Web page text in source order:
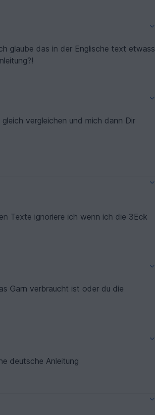
glaube das in der Englische text etwass
vergleichen und mich dann Dir
Texte ignoriere ich wenn ich die 3Eck
Garn verbraucht ist oder du die
deutsche Anleitung